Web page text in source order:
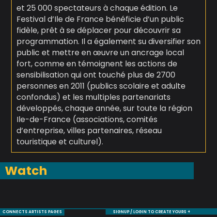
et 25 000 spectateurs à chaque édition. Le
Festival d’Ile de France bénéficie d’un public
fidèle, prêt à se déplacer pour découvrir sa
programmation. Il a également su diversifier son
public et mettre en œuvre un ancrage local
fort, comme en témoignent les actions de
sensibilisation qui ont touché plus de 2700
personnes en 2011 (publics scolaire et adulte
confondus) et les multiples partenariats
développés, chaque année, sur toute la région
Ile-de-France (associations, comités
d’entreprise, villes partenaires, réseau
touristique et culturel).
Watch
CONNECTS ARTISTS PAGES SIGNUP / LOGIN TO CREATE YOURS +